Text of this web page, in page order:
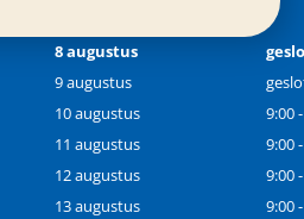
8 augustus
9 augustus
10 augustus
9:00
11 augustus
9:00
12 augustus
9:00
13 augustus
9:00